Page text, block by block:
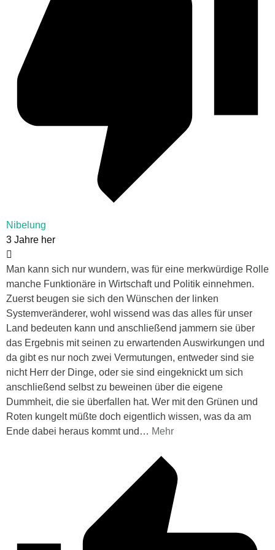
Nibelung
3 Jahre her
Man kann sich nur wundern, was für eine merkwürdige Rolle
manche Funktionäre in Wirtschaft und Politik einnehmen.
Zuerst beugen sie sich den Wünschen der linken
Systemveränderer, wohl wissend was das alles für unser
Land bedeuten kann und anschließend jammern sie über
das Ergebnis mit seinen zu erwartenden Auswirkungen und
da gibt es nur noch zwei Vermutungen, entweder sind sie
nicht Herr der Dinge, oder sie sind eingeknickt um sich
anschließend selbst zu beweinen über die eigene
Dummheit, die sie überfallen hat. Wer mit den Grünen und
Roten kungelt müßte doch eigentlich wissen, was da am
Ende dabei heraus kommt und … Mehr